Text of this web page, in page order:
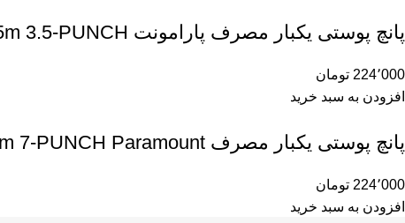
پانچ پوستی یکبار مصرف پارامونت 3.5m 3.5-PUNCH
224٬000 تومان
افزودن به سبد خرید
پانچ پوستی یکبار مصرف 7m 7-PUNCH Paramount
224٬000 تومان
افزودن به سبد خرید